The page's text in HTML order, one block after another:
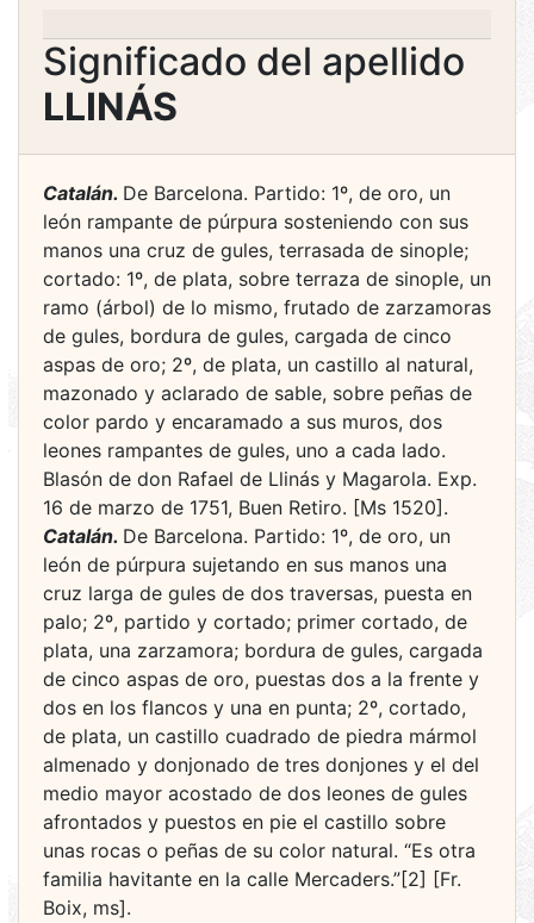
Significado del apellido
LLINÁS
Catalán. De Barcelona. Partido: 1º, de oro, un
león rampante de púrpura sosteniendo con sus
manos una cruz de gules, terrasada de sinople;
cortado: 1º, de plata, sobre terraza de sinople, un
ramo (árbol) de lo mismo, frutado de zarzamoras
de gules, bordura de gules, cargada de cinco
aspas de oro; 2º, de plata, un castillo al natural,
mazonado y aclarado de sable, sobre peñas de
color pardo y encaramado a sus muros, dos
leones rampantes de gules, uno a cada lado.
Blasón de don Rafael de Llinás y Magarola. Exp.
16 de marzo de 1751, Buen Retiro. [Ms 1520].
Catalán. De Barcelona. Partido: 1º, de oro, un
león de púrpura sujetando en sus manos una
cruz larga de gules de dos traversas, puesta en
palo; 2º, partido y cortado; primer cortado, de
plata, una zarzamora; bordura de gules, cargada
de cinco aspas de oro, puestas dos a la frente y
dos en los flancos y una en punta; 2º, cortado,
de plata, un castillo cuadrado de piedra mármol
almenado y donjonado de tres donjones y el del
medio mayor acostado de dos leones de gules
afrontados y puestos en pie el castillo sobre
unas rocas o peñas de su color natural. “Es otra
familia havitante en la calle Mercaders.”[2] [Fr.
Boix, ms].